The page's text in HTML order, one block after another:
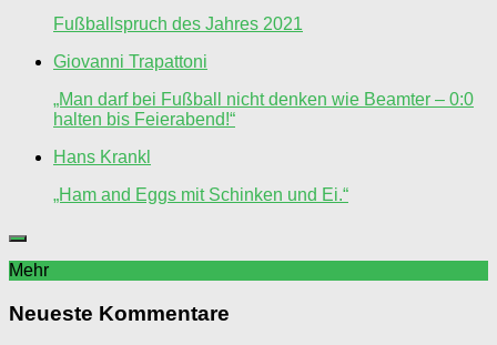
Fußballspruch des Jahres 2021
Giovanni Trapattoni
„Man darf bei Fußball nicht denken wie Beamter – 0:0
halten bis Feierabend!“
Hans Krankl
„Ham and Eggs mit Schinken und Ei.“
Mehr
Neueste Kommentare